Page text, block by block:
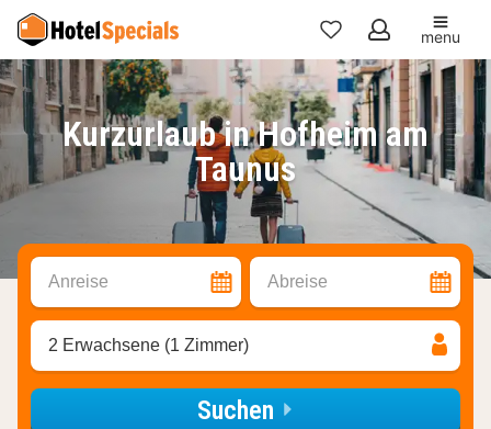
Meine
Favoriten
menu
Kurzurlaub in Hofheim am
Taunus
Anreise Abreise
2 Erwachsene (1 Zimmer)
Suchen